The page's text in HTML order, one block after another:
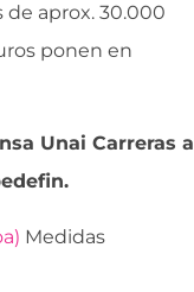
aprox. 30.000
ponen en
Unai Carreras a
Medidas